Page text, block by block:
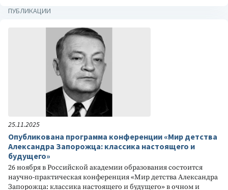
ПУБЛИКАЦИИ
25.11.2025
Опубликована программа конференции «Мир детства
Александра Запорожца: классика настоящего и
будущего»
26 ноября в Российской академии образования состоится
научно-практическая конференция «Мир детства Александра
Запорожца: классика настоящего и будущего» в очном и